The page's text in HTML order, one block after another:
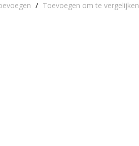
/ Toevoegen om te vergelijken